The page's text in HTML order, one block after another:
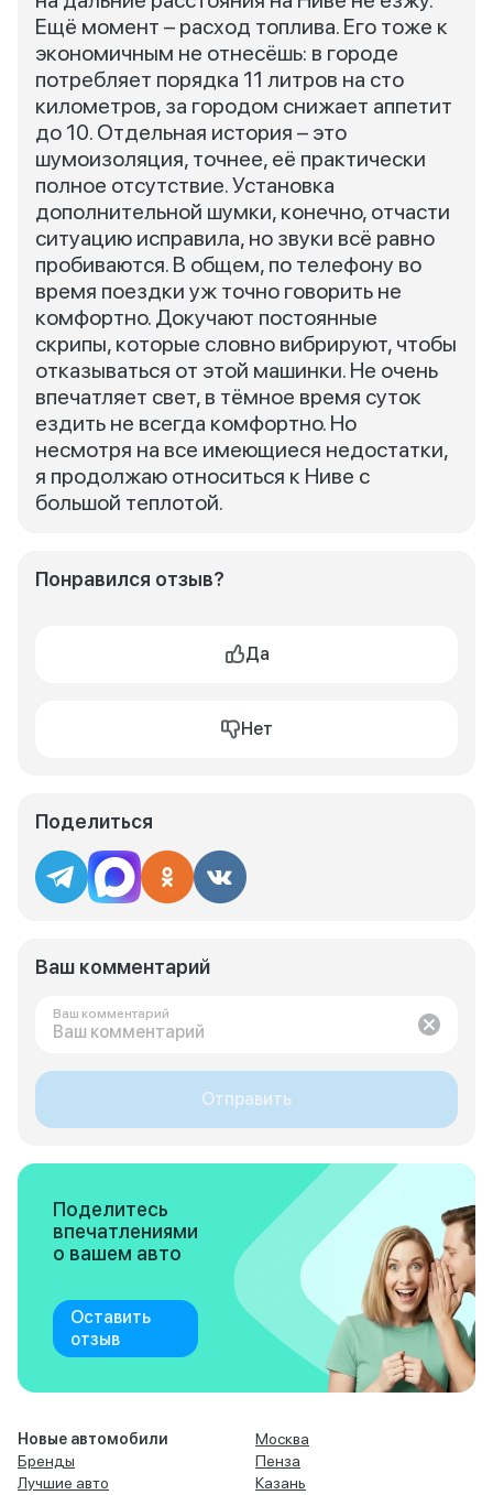
Ещё момент – расход топлива. Его тоже к
экономичным не отнесёшь: в городе
потребляет порядка 11 литров на сто
километров, за городом снижает аппетит
до 10. Отдельная история – это
шумоизоляция, точнее, её практически
полное отсутствие. Установка
дополнительной шумки, конечно, отчасти
ситуацию исправила, но звуки всё равно
пробиваются. В общем, по телефону во
время поездки уж точно говорить не
комфортно. Докучают постоянные
скрипы, которые словно вибрируют, чтобы
отказываться от этой машинки. Не очень
впечатляет свет, в тёмное время суток
ездить не всегда комфортно. Но
несмотря на все имеющиеся недостатки,
я продолжаю относиться к Ниве с
большой теплотой.
Понравился отзыв?
Да
Нет
Поделиться
Ваш комментарий
Ваш комментарий
Отправить
Поделитесь
впечатлениями
о вашем авто
Оставить
отзыв
Новые автомобили
Бренды
Лучшие авто
Москва
Пенза
Казань